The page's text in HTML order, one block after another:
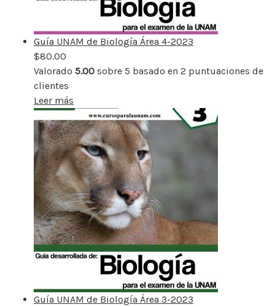
Guía UNAM de Biología Área 4-2023
$80.00
Valorado 5.00 sobre 5 basado en 2 puntuaciones de
clientes
Leer más
Guía UNAM de Biología Área 3-2023